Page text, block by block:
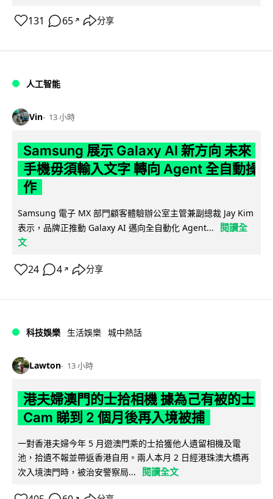
131 65 ↗ 分享
人工智能
Vin 13 小時
Samsung 展示 Galaxy AI 新方向 未來
手機毋須輸入文字 轉向 Agent 全自動操
作
Samsung 電子 MX 部門顧客體驗辦公室主管兼副總裁 Jay Kim
表示，品牌正推動 Galaxy AI 邁向全自動化 Agent...
閱讀全
文
24 4 ↗ 分享
科技娛樂 生活娛樂 城中熱話
Lawton 13 小時
港夫婦澳門的士拾相機 據為己有被的士
Cam 睇到 2 個月後再入境被捕
一對香港夫婦今年 5 月遊澳門乘的士拾獲他人遺留相機及電
池，拾遺不報並帶返香港自用。兩人本月 2 日經港珠澳大橋再
次入境澳門時，被治安警察局...
閱讀全文